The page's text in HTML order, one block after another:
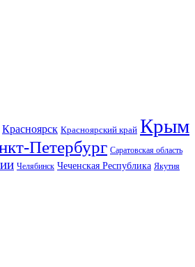
Красноярск Красноярский край Крым
Петербург Саратовская область
Челябинск Чеченская Республика Якутия